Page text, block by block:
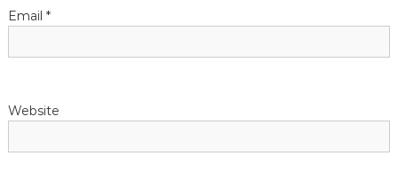
Email *
Website